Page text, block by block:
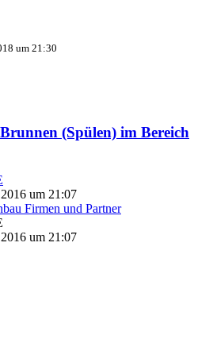
um 21:30
(Spülen) im Bereich
um 21:07
Firmen und Partner
um 21:07